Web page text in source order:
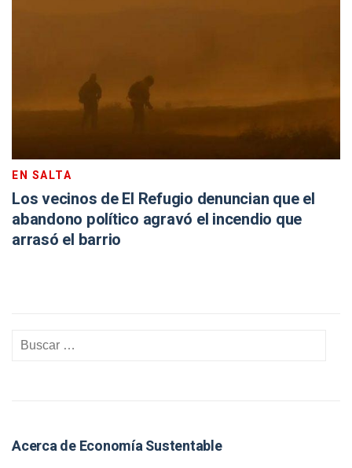
EN SALTA
Los vecinos de El Refugio denuncian que el
abandono político agravó el incendio que
arrasó el barrio
Acerca de Economía Sustentable